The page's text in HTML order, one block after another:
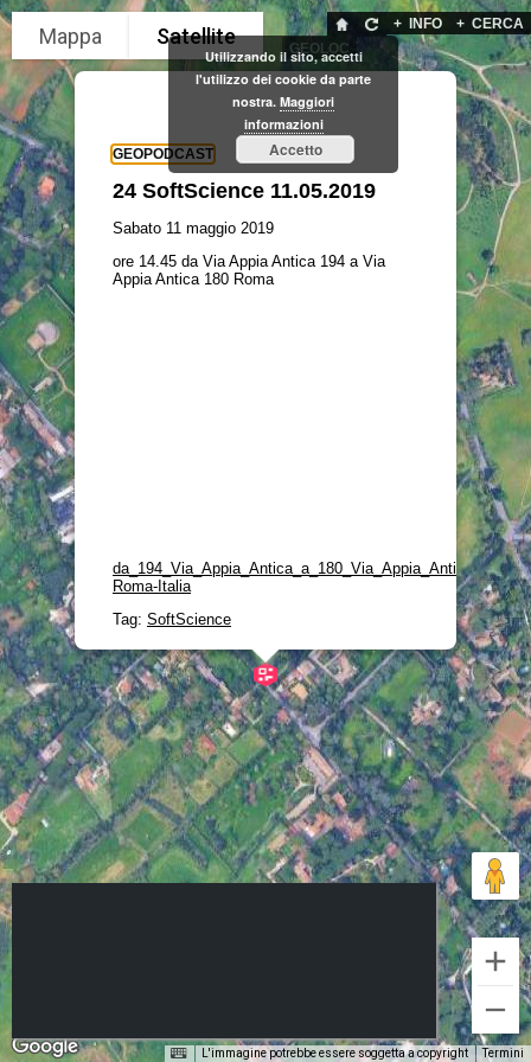
+ CERCA
+ INFO
GEOLOC
Utilizzando il sito, accetti
l'utilizzo dei cookie da parte
nostra. Maggiori
informazioni
Accetto